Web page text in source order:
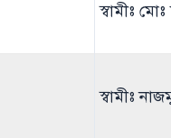
স্বামীঃ
স্বামীঃ